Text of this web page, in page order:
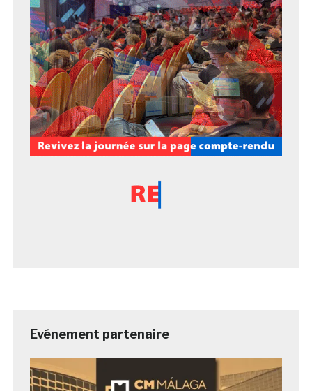
Evénement partenaire